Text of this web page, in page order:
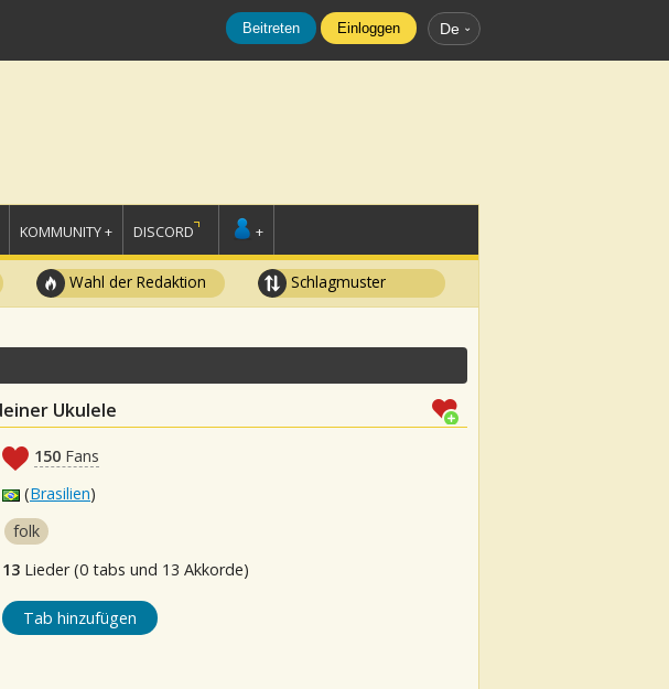
Beitreten Einloggen De
KOMMUNITY + DISCORD +
Wahl der Redaktion Schlagmuster
Ukulele
150 Fans
(Brasilien)
folk
13 Lieder (0 tabs und 13 Akkorde)
Tab hinzufügen